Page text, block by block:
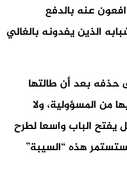
عنه بالدفع
الذين يفدونه بالغالي
حذفه بعد أن طالتها
من المسؤولية، ولا
الباب واسعا لطرح
هذه “السيبة”